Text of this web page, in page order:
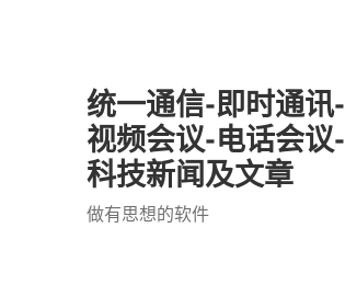
统一通信-即时通讯-
视频会议-电话会议-
科技新闻及文章
做有思想的软件